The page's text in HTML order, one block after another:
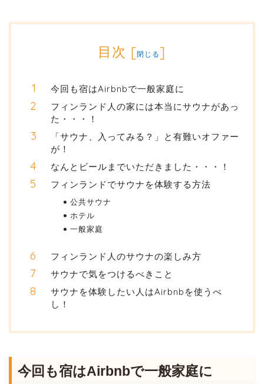
目次 [閉じる]
今回も宿はAirbnbで一般家庭に
フィンランド人の家には本当にサウナがあっ
た・・・！
「サウナ、入ってみる？」と有難いオファー
が！
なんとビールまでいただきました・・・！
フィンランドでサウナを体験する方法
公共サウナ
ホテル
一般家庭
フィンランド人のサウナの楽しみ方
サウナで気をつけるべきこと
サウナを体験したい人はAirbnbを使うべ
し！
今回も宿はAirbnbで一般家庭に